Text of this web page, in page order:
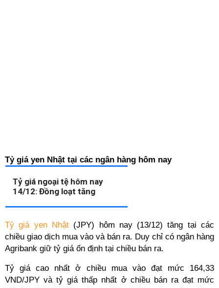
Tỷ giá yen Nhật tại các ngân hàng hôm nay
Tỷ giá ngoại tệ hôm nay
14/12: Đồng loạt tăng
Tỷ giá yen Nhật(JPY) hôm nay (13/12) tăng tại các
chiều giao dịch mua vào và bán ra. Duy chỉ có ngân hàng
Agribank giữ tỷ giá ổn định tại chiều bán ra.
Tỷ giá cao nhất ở chiều mua vào đạt mức 164,33
VND/JPY và tỷ giá thấp nhất ở chiều bán ra đạt mức